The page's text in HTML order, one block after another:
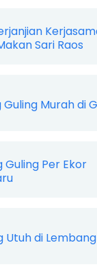
Sari Raos
Murah di
Per Ekor
Utuh di Lembang